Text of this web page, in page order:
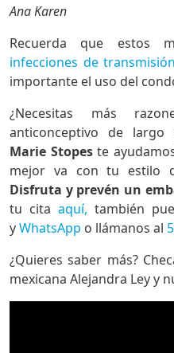
Ana Karen
Recuerda que estos
infecciones de
importante el uso del
¿Necesitas más
anticonceptivo de largo
Marie Stopeste
mejor va con tu estilo
Disfruta y prevén un
tu cita aquí, también
yWhatsApp o llámanos al
¿Quieres saber más?
mexicana Alejandra Ley y